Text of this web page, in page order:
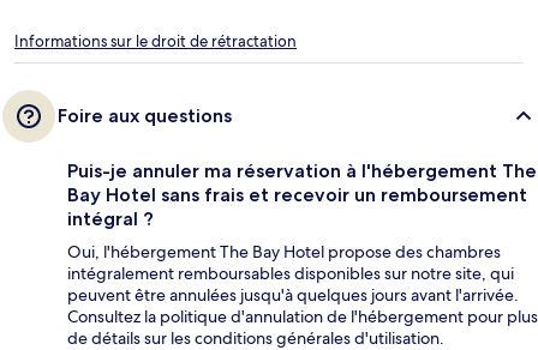
Informations sur le droit de rétractation
Foire aux questions
Puis-je annuler ma réservation à l'hébergement The
Bay Hotel sans frais et recevoir un remboursement
intégral ?
Oui, l'hébergement The Bay Hotel propose des chambres
intégralement remboursables disponibles sur notre site, qui
peuvent être annulées jusqu'à quelques jours avant l'arrivée.
Consultez la politique d'annulation de l'hébergement pour plus
de détails sur les conditions générales d'utilisation.